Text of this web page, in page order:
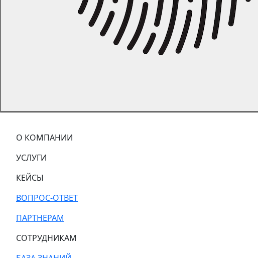
О КОМПАНИИ
УСЛУГИ
КЕЙСЫ
ВОПРОС-ОТВЕТ
ПАРТНЕРАМ
СОТРУДНИКАМ